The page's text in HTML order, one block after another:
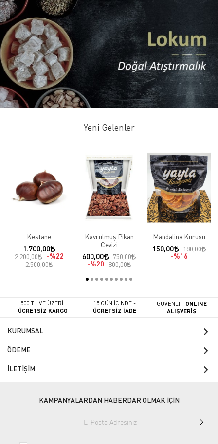
Yeni Gelenler
Kestane
1.700,00
2.200,00
%22
2.500,00
Kavrulmuş Pikan
Cevizi
600,00
750,00
%20 800,00
Mandalina Kurusu
150,00
180,00
%16
500 TL VE ÜZERİ
-ÜCRETSİZ KARGO
15 GÜN İÇİNDE -
ÜCRETSİZ İADE
GÜVENLİ - ONLINE
ALIŞVERİŞ
KURUMSAL
ÖDEME
İLETİŞİM
KAMPANYALARDAN HABERDAR OLMAK İÇİN